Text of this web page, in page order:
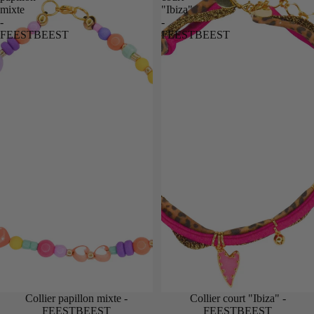
mixte
-
FEESTBEEST
Collier papillon mixte -
FEESTBEEST
"Ibiza"
-
FEESTBEEST
Collier court "Ibiza" -
FEESTBEEST